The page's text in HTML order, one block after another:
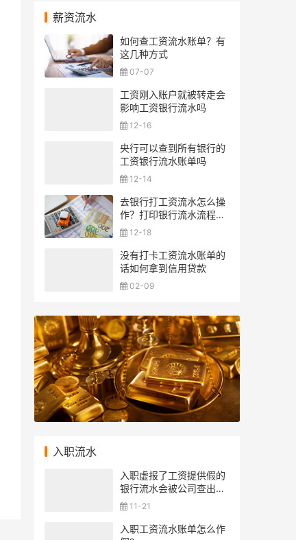
薪资流水
如何查工资流水账单？有
这几种方式
07-07
工资刚入账户就被转走会
影响工资银行流水吗
12-16
央行可以查到所有银行的
工资银行流水账单吗
12-14
去银行打工资流水怎么操
作？打印银行流水流程一
览 12-18
没有打卡工资流水账单的
话如何拿到信用贷款
02-09
入职流水
入职虚报了工资提供假的
银行流水会被公司查出来
吗？11-21
入职工资流水账单怎么作